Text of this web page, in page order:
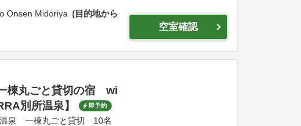
Onsen Midoriya
目的地から
空室確認
棟丸ごと貸切の宿 wi
別所温泉】
即予約
泉 一棟丸ごと貸切 10名